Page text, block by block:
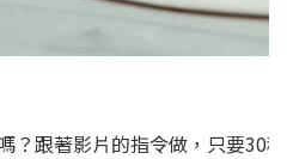
？跟著影片的指令做，只要30